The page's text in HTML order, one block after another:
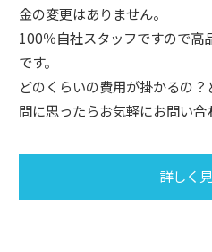
金の変更はありません。
100％自社スタッフですので高
です。
どのくらいの費用が掛かるの
問に思ったらお気軽にお問い合
詳しく